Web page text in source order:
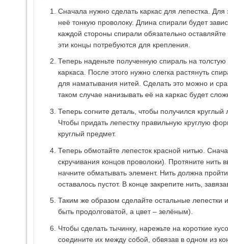
Сначала нужно сделать каркас для лепестка. Для
неё тонкую проволоку. Длина спирали будет
каждой стороны спирали обязательно
эти концы потребуются для крепления.
Теперь наденьте полученную спираль на
каркаса. После этого нужно слегка растянуть
для наматывания нитей. Сделать это можно и
таком случае нанизывать её на каркас будет
Теперь согните деталь, чтобы получился
Чтобы придать лепестку правильную круглую
круглый предмет.
Теперь обмотайте лепесток красной нитью.
скручивания концов проволоки). Протяните
начните обматывать элемент. Нить должна
оставалось пустот. В конце закрепите нить,
Таким же образом сделайте остальные лепестки
быть продолговатой, а цвет – зелёным).
Чтобы сделать тычинку, нарежьте на короткие
соедините их между собой, обвязав в одном из